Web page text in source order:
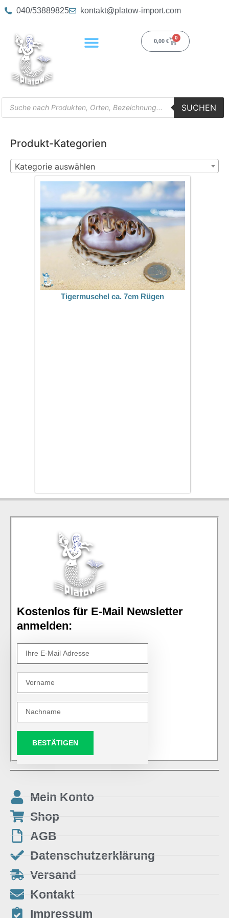
040/53889825 kontakt@platow-import.com
0,00 €
0
SUCHEN
Produkt-Kategorien
Kategorie auswählen
Tigermuschel ca. 7cm Rügen
Kostenlos für E-Mail Newsletter
anmelden:
BESTÄTIGEN
Mein Konto
Shop
AGB
Datenschutzerklärung
Versand
Kontakt
Impressum